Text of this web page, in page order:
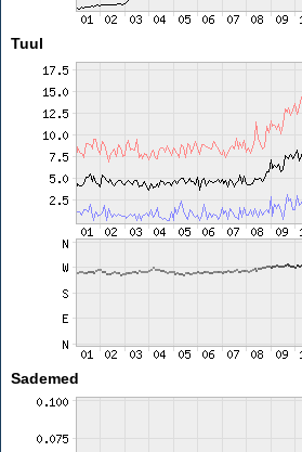
Tuul
Sademed